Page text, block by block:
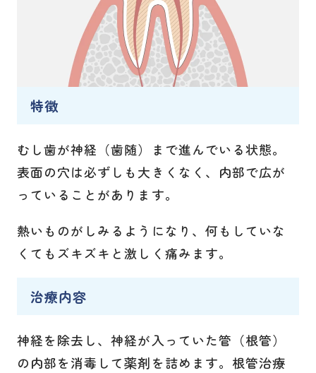
特徴
むし歯が神経（歯随）まで進んでいる状態。
表面の穴は必ずしも大きくなく、内部で広が
っていることがあります。
熱いものがしみるようになり、何もしていな
くてもズキズキと激しく痛みます。
治療内容
神経を除去し、神経が入っていた管（根管）
の内部を消毒して薬剤を詰めます。根管治療